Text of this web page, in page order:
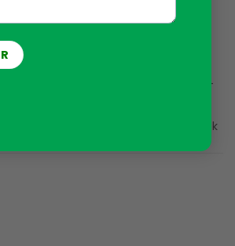
elektrikli cihazda kullanılmaktadır. Bu
aynı zamanda mümkün olan en kötü
yük türüdür. Bunun nedeni, bu tür güç
kaynaklarının girişinde, güç kaynağı
açıldığında pratik olarak kısa devre
oluşturan kapasitörler bulunmasıdır –
akımlarından 100-200 kat daha yüksek